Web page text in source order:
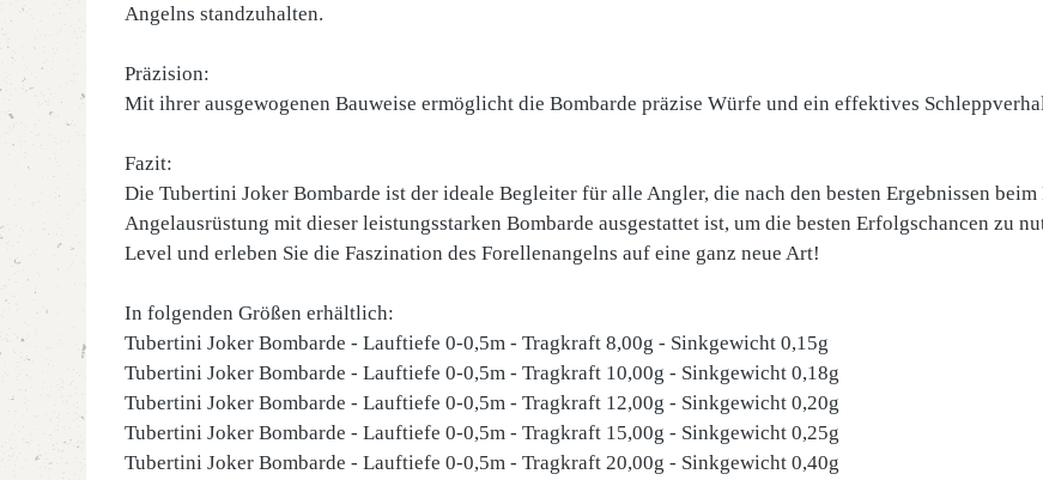
Angelns standzuhalten.
Präzision:
Mit ihrer ausgewogenen Bauweise ermöglicht die Bombarde präzise Würfe und ein effektives
Fazit:
Die Tubertini Joker Bombarde ist der ideale Begleiter für alle Angler, die nach den besten Ergebnissen
Angelausrüstung mit dieser leistungsstarken Bombarde ausgestattet ist, um die besten Erfolgschancen zu
Level und erleben Sie die Faszination des Forellenangelns auf eine ganz neue Art!
In folgenden Größen erhältlich:
Tubertini Joker Bombarde - Lauftiefe 0-0,5m - Tragkraft 8,00g - Sinkgewicht 0,15g
Tubertini Joker Bombarde - Lauftiefe 0-0,5m - Tragkraft 10,00g - Sinkgewicht 0,18g
Tubertini Joker Bombarde - Lauftiefe 0-0,5m - Tragkraft 12,00g - Sinkgewicht 0,20g
Tubertini Joker Bombarde - Lauftiefe 0-0,5m - Tragkraft 15,00g - Sinkgewicht 0,25g
Tubertini Joker Bombarde - Lauftiefe 0-0,5m - Tragkraft 20,00g - Sinkgewicht 0,40g